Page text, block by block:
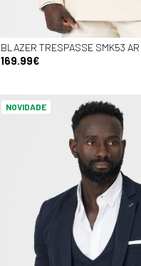
BLAZER TRESPASSE SMK53 AR
169.99€
NOVIDADE